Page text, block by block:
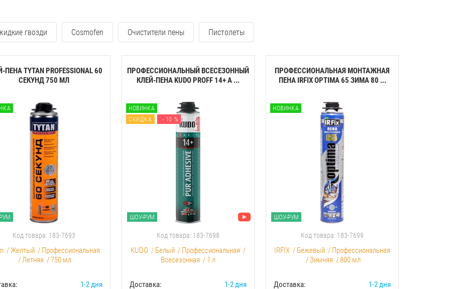
гвозди Cosmofen Очистители пены Пистолеты
ПЕНА TYTAN PROFESSIONAL 60
CЕКУНД 750 МЛ
Код товара: 183-7693
/Желтый / Профессиональная
/Летняя /750 мл
1-2 дня
ПРОФЕССИОНАЛЬНЫЙ ВСЕСЕЗОННЫЙ
КЛЕЙ-ПЕНА KUDO PROFF 14+ A ...
НОВИНКА
СКИДКА
- 10 %
ШОУ-РУМ
Код товара: 183-7698
KUDO / Белый / Профессиональная /
Всесезонная / 1 л
Доставка: 1-2 дня
ПРОФЕССИОНАЛЬНАЯ МОНТАЖНАЯ
ПЕНА IRFIX OPTIMA 65 ЗИМА 80 ...
НОВИНКА
ШОУ-РУМ
Код товара: 183-7699
IRFIX / Бежевый / Профессиональная
/Зимняя /800 мл
Доставка: 1-2 дня